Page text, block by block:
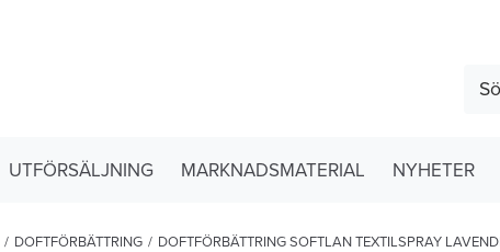
UTFÖRSÄLJNING MARKNADSMATERIAL NYHETER
/ DOFTFÖRBÄTTRING / DOFTFÖRBÄTTRING SOFTLAN TEXTILSPRAY